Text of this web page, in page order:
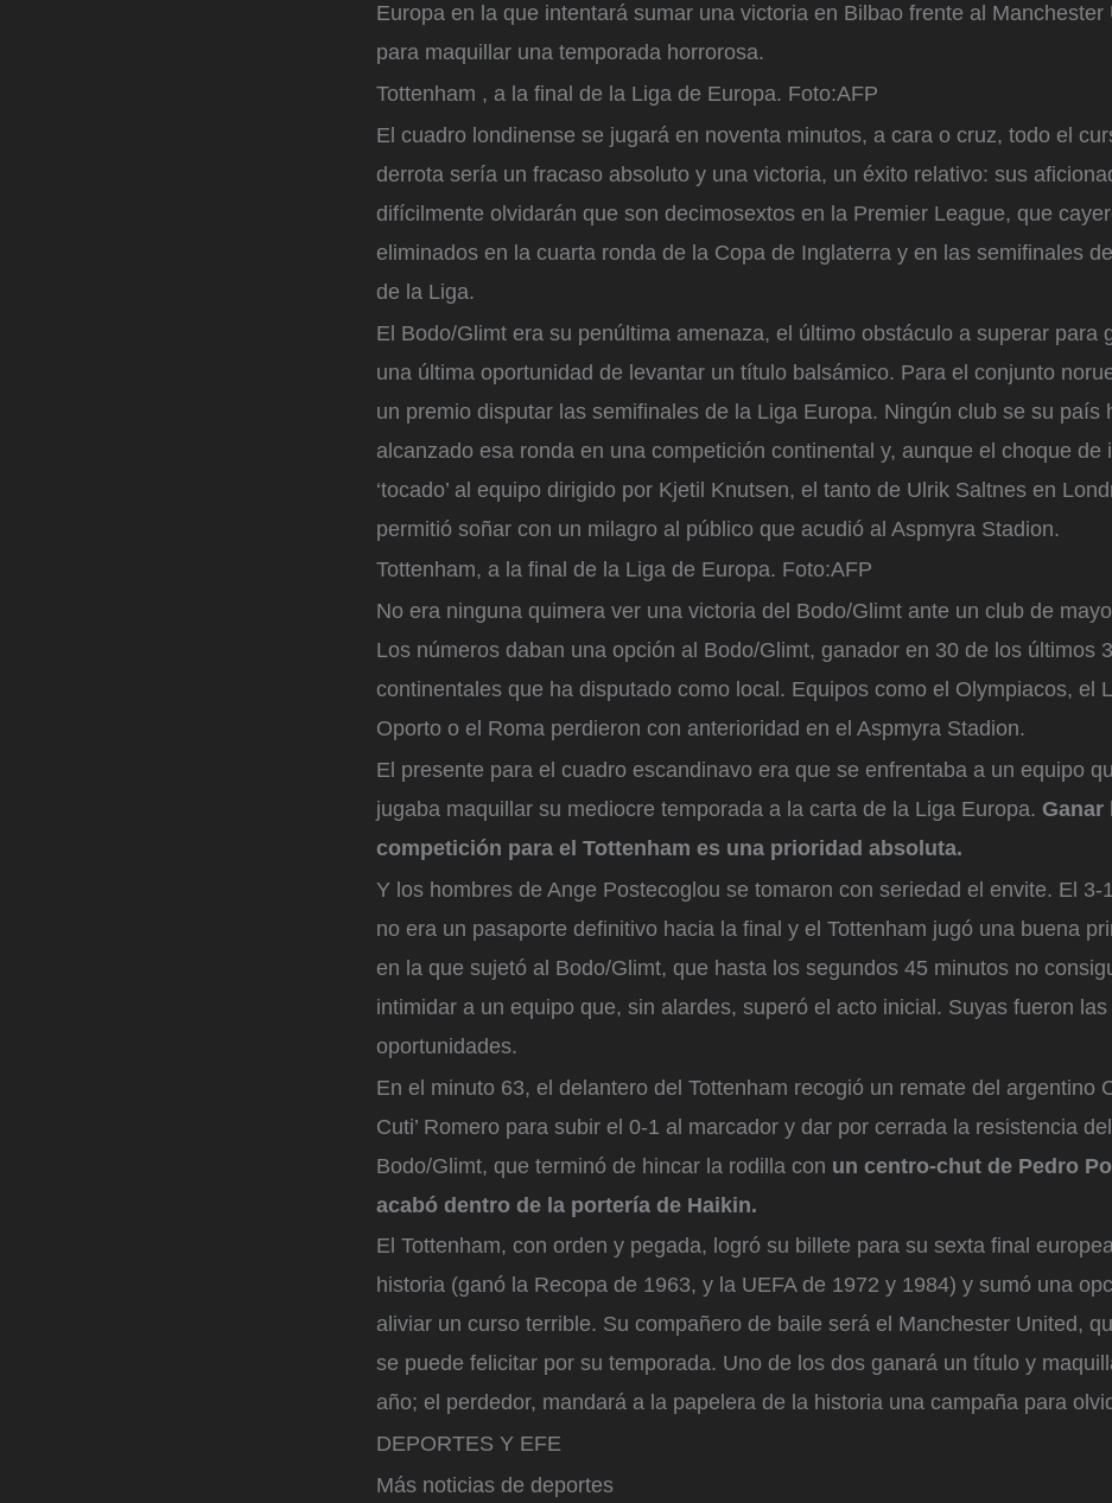
Europa en la que intentará sumar una victoria en Bilbao frente al Manchester
para maquillar una temporada horrorosa.
Tottenham , a la final de la Liga de Europa. Foto:AFP
El cuadro londinense se jugará en noventa minutos, a cara o cruz, todo el
derrota sería un fracaso absoluto y una victoria, un éxito relativo: sus
difícilmente olvidarán que son decimosextos en la Premier League, que
eliminados en la cuarta ronda de la Copa de Inglaterra y en las semifinales
de la Liga.
El Bodo/Glimt era su penúltima amenaza, el último obstáculo a superar para
una última oportunidad de levantar un título balsámico. Para el conjunto
un premio disputar las semifinales de la Liga Europa. Ningún club se su país
alcanzado esa ronda en una competición continental y, aunque el choque de
‘tocado’ al equipo dirigido por Kjetil Knutsen, el tanto de Ulrik Saltnes en
permitió soñar con un milagro al público que acudió al Aspmyra Stadion.
Tottenham, a la final de la Liga de Europa. Foto:AFP
No era ninguna quimera ver una victoria del Bodo/Glimt ante un club de
Los números daban una opción al Bodo/Glimt, ganador en 30 de los últimos
continentales que ha disputado como local. Equipos como el Olympiacos, el
Oporto o el Roma perdieron con anterioridad en el Aspmyra Stadion.
El presente para el cuadro escandinavo era que se enfrentaba a un equipo
jugaba maquillar su mediocre temporada a la carta de la Liga Europa. Ganar
competición para el Tottenham es una prioridad absoluta.
Y los hombres de Ange Postecoglou se tomaron con seriedad el envite. El 3-
no era un pasaporte definitivo hacia la final y el Tottenham jugó una buena
en la que sujetó al Bodo/Glimt, que hasta los segundos 45 minutos no
intimidar a un equipo que, sin alardes, superó el acto inicial. Suyas fueron
oportunidades.
En el minuto 63, el delantero del Tottenham recogió un remate del argentino
Cuti’ Romero para subir el 0-1 al marcador y dar por cerrada la resistencia del
Bodo/Glimt, que terminó de hincar la rodilla con un centro-chut de Pedro
acabó dentro de la portería de Haikin.
El Tottenham, con orden y pegada, logró su billete para su sexta final
historia (ganó la Recopa de 1963, y la UEFA de 1972 y 1984) y sumó una
aliviar un curso terrible. Su compañero de baile será el Manchester United,
se puede felicitar por su temporada. Uno de los dos ganará un título y
año; el perdedor, mandará a la papelera de la historia una campaña para
DEPORTES Y EFE
Más noticias de deportes